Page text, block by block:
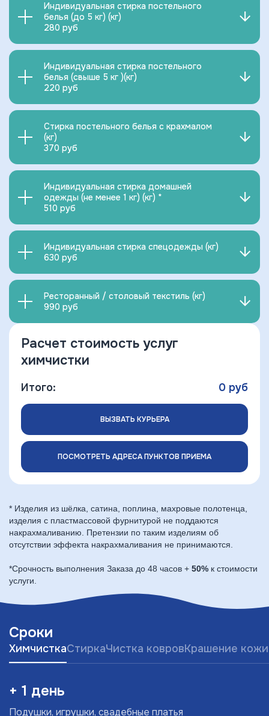
Индивидуальная стирка постельного
белья (до 5 кг) (кг)
280 руб
Индивидуальная стирка постельного
белья (свыше 5 кг )(кг)
220 руб
Стирка постельного белья с крахмалом
(кг)
370 руб
Индивидуальная стирка домашней
одежды (не менее 1 кг) (кг) *
510 руб
Индивидуальная стирка спецодежды (кг)
630 руб
Ресторанный / столовый текстиль (кг)
990 руб
Расчет стоимость услуг
химчистки
Итого: 0 руб
ВЫЗВАТЬ КУРЬЕРА
ПОСМОТРЕТЬ АДРЕСА ПУНКТОВ ПРИЕМА
* Изделия из шёлка, сатина, поплина, махровые полотенца,
изделия с пластмассовой фурнитурой не поддаются
накрахмаливанию. Претензии по таким изделиям об
отсутствии эффекта накрахмаливания не принимаются.
*Срочность выполнения Заказа до 48 часов + 50% к стоимости
услуги.
Сроки
ХимчисткаСтиркаЧистка ковровКрашение кожи
+ 1 день
Подушки, игрушки, свадебные платья